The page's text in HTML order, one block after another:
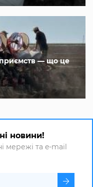
— що це
новини!
мережі та e-mail